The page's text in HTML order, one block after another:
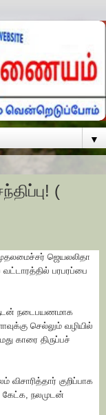
▼
(
ஜெயலலிதா
வட்டாரத்தில் பரபரப்பை
நடைபயணமாக
செல்லும் வழியில்
காரை திருப்பச்
குறிப்பாக
கேட்க, நலமுடன்